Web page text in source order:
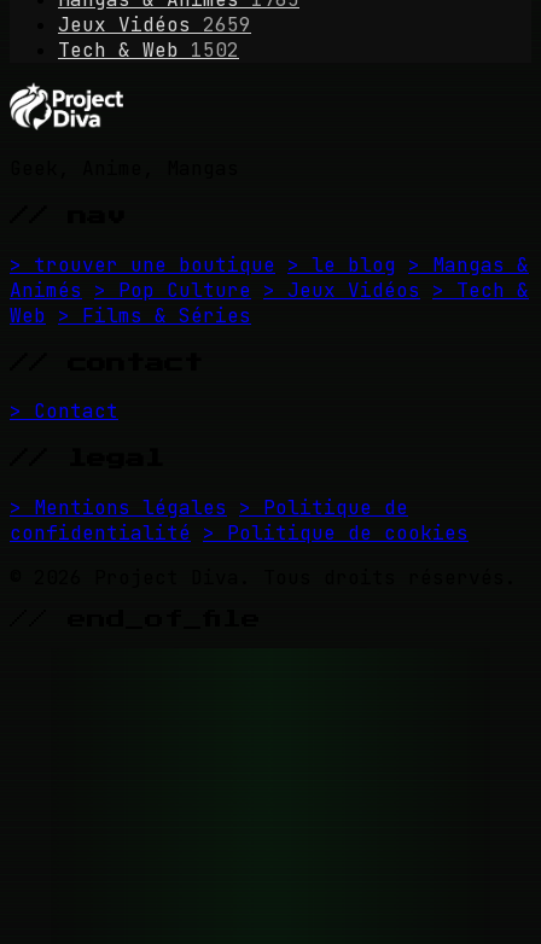
Jeux Vidéos
2659
Tech & Web 1502
> trouver une boutique > le blog > Mangas &
Animés
> Pop Culture > Jeux Vidéos
> Tech &
Web > Films & Séries
> Contact
> Mentions légales
> Politique de
confidentialité > Politique de cookies